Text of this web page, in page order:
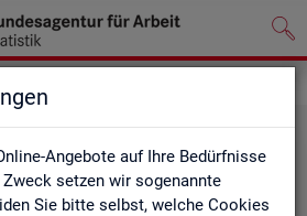
Angebote auf Ihre Bedürfnisse
setzen wir sogenannte
Sie bitte selbst, welche Cookies